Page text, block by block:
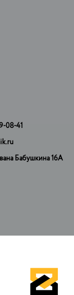
установка
При
08-41
Бабушкина 16А